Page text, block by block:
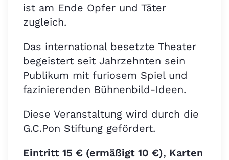
ist am Ende Opfer und Täter
zugleich.
Das international besetzte Theater
begeistert seit Jahrzehnten sein
Publikum mit furiosem Spiel und
fazinierenden Bühnenbild-Ideen.
Diese Veranstaltung wird durch die
G.C.Pon Stiftung gefördert.
Eintritt 15 € (ermäßigt 10 €), Karten